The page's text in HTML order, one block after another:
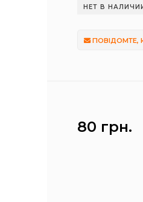
НЕТ В
ПОВІДОМТЕ,
80 грн.